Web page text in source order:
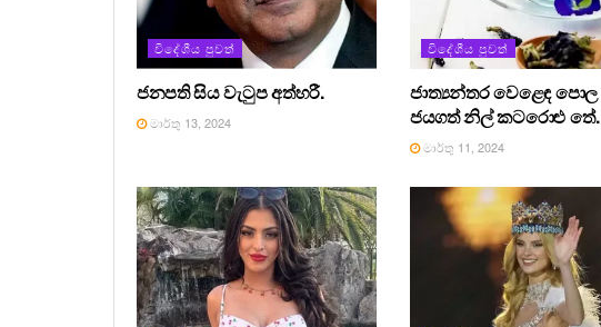
විදේශීය පුවත්
ජනපති සිය වැටුප අත්හරී.
මාර්තු 13, 2024
විදේශීය පුවත්
ජාත්‍යන්තර වෙළෙඳ පොල
ජයගත් නිල් කටරොළු තේ.
මාර්තු 11, 2024